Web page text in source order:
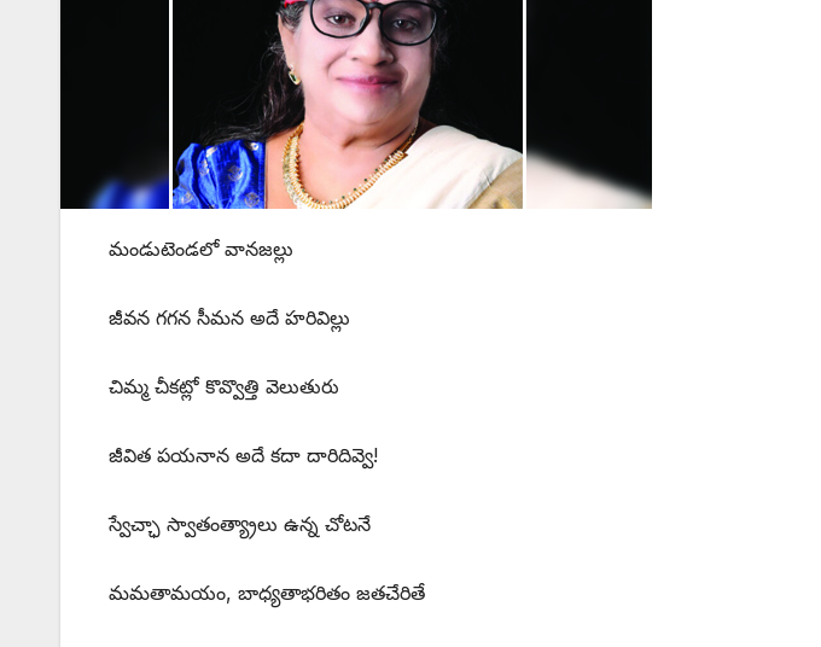
మండుటెండలో వానజల్లు
జీవన గగన సీమన అదే హరివిల్లు
చిమ్మ చీకట్లో కొవ్వొత్తి వెలుతురు
జీవిత పయనాన అదే కదా దారిదివ్వె!
స్వేచ్ఛా స్వాతంత్య్రాలు ఉన్న చోటనే
మమతామయం, బాధ్యతాభరితం జతచేరితే